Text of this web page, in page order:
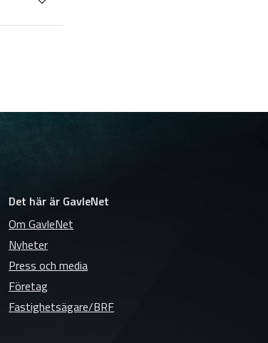
Det här är GavleNet
Om GavleNet
Nyheter
Press och media
Företag
Fastighetsägare/BRF